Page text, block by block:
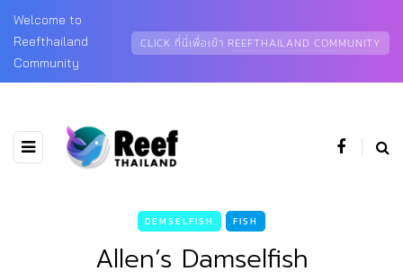
Welcome to
Reefthailand
Community
CLICK ที่นี่เพื่อเข้า REEFTHAILAND COMMUNITY
DEMSELFISH FISH
Allen’s Damselfish